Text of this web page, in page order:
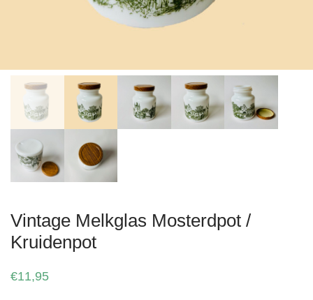
Vintage Melkglas Mosterdpot /
Kruidenpot
€11,95